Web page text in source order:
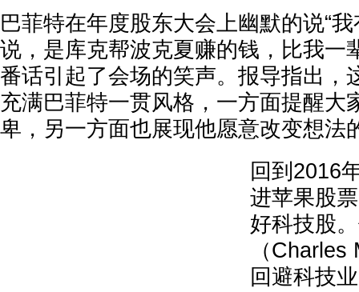
巴菲特在年度股东大会上幽默的说“
说，是库克帮波克夏赚的钱，比我一
番话引起了会场的笑声。报导指出，
充满巴菲特一贯风格，一方面提醒大
卑，另一方面也展现他愿意改变想法
回到2016
进苹果股
好科技股
（
回避科技